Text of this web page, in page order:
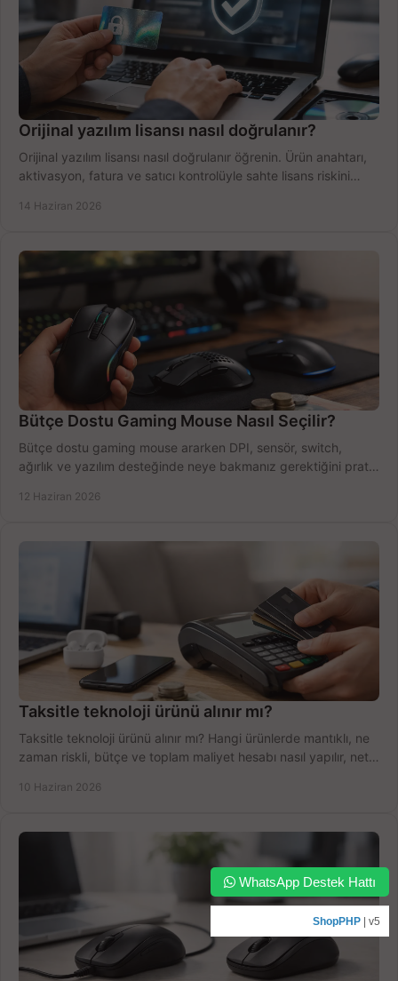
Orijinal yazılım lisansı nasıl doğrulanır?
Orijinal yazılım lisansı nasıl doğrulanır öğrenin. Ürün anahtarı,
aktivasyon, fatura ve satıcı kontrolüyle sahte lisans riskini
14 Haziran 2026
Bütçe Dostu Gaming Mouse Nasıl Seçilir?
Bütçe dostu gaming mouse ararken DPI, sensör, switch,
ağırlık ve yazılım desteğinde neye bakmanız gerektiğini pratik
12 Haziran 2026
Taksitle teknoloji ürünü alınır mı?
Taksitle teknoloji ürünü alınır mı? Hangi ürünlerde mantıklı, ne
zaman riskli, bütçe ve toplam maliyet hesabı nasıl yapılır, net
10 Haziran 2026
WhatsApp Destek Hattı
ShopPHP | v5